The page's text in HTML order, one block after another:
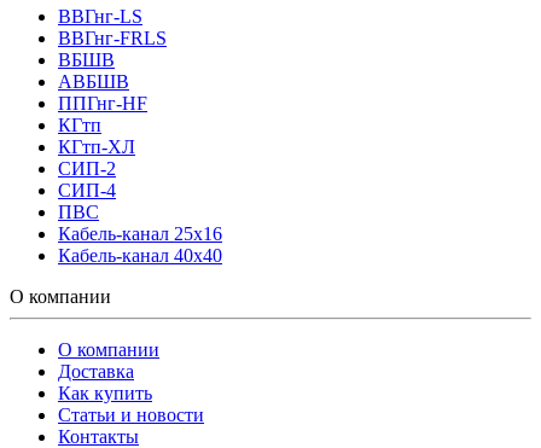
ВВГнг-LS
ВВГнг-FRLS
ВБШВ
АВБШВ
ППГнг-HF
КГтп
КГтп-ХЛ
СИП-2
СИП-4
ПВС
Кабель-канал 25х16
Кабель-канал 40х40
О компании
О компании
Доставка
Как купить
Статьи и новости
Контакты